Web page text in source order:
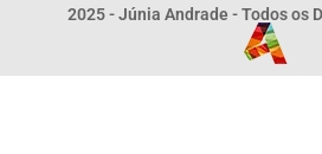
2025 - Júnia Andrade - Todos os